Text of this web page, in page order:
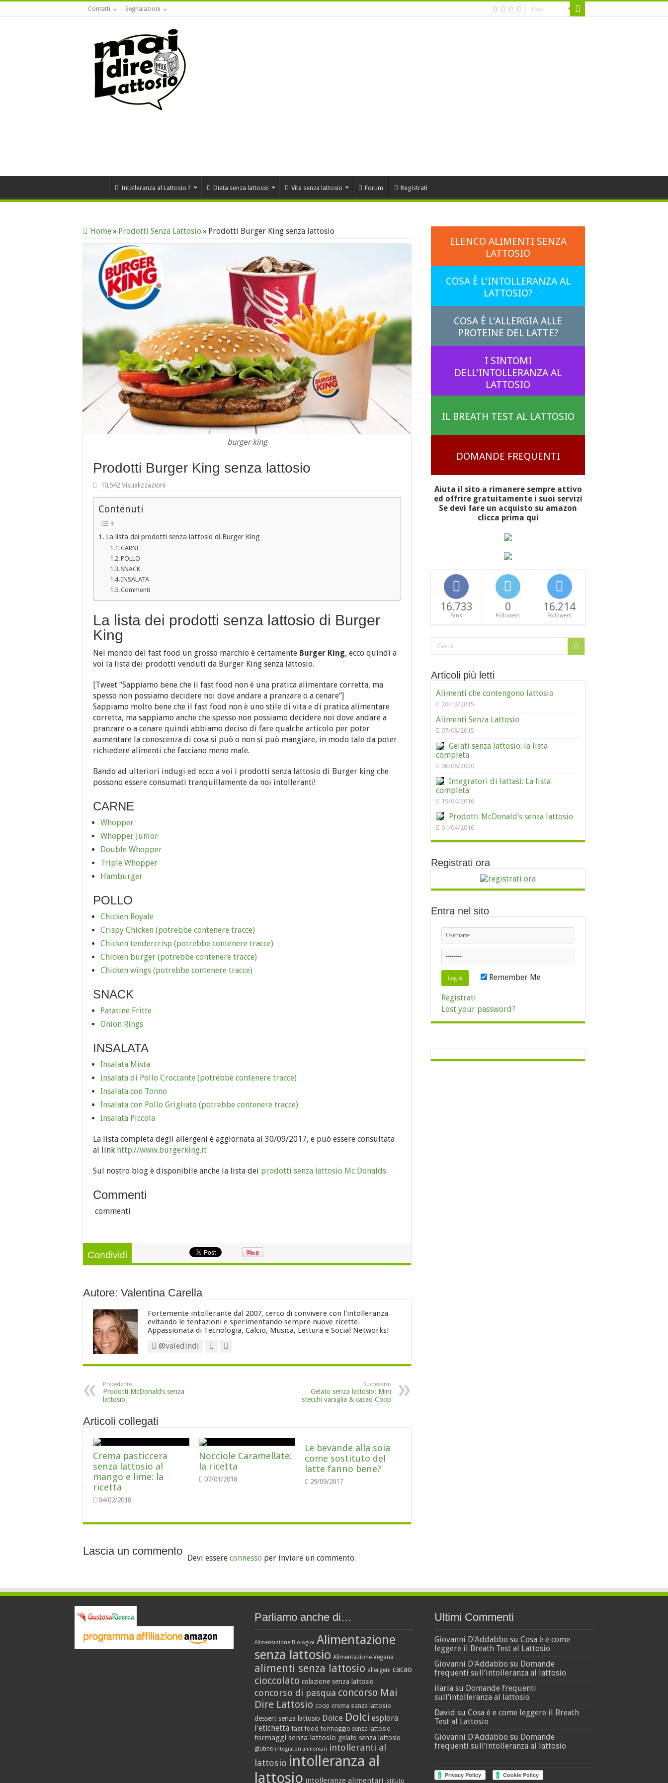
Contatti Segnalazioni
Intolleranza al Lattosio ? Dieta senza lattosio Vita senza lattosio Forum Registrati
Home» Prodotti Senza Lattosio » Prodotti Burger King senza lattosio
burger king
Prodotti Burger King senza lattosio
10,542 Visualizzazioni
Contenuti
La lista dei prodotti senza lattosio di Burger King
CARNE
POLLO
SNACK
INSALATA
Commenti
La lista dei prodotti senza lattosio di Burger
King
Nel mondo del fast food un grosso marchio è certamente Burger King, ecco quindi a
voi la lista dei prodotti venduti da Burger King senza lattosio.
[Tweet “Sappiamo bene che il fast food non è una pratica alimentare corretta, ma
spesso non possiamo decidere noi dove andare a pranzare o a cenare”]
Sappiamo molto bene che il fast food non è uno stile di vita e di pratica alimentare
corretta, ma sappiamo anche che spesso non possiamo decidere noi dove andare a
pranzare o a cenare quindi abbiamo deciso di fare qualche articolo per poter
aumentare la conoscenza di cosa si può o non si può mangiare, in modo tale da poter
richiedere alimenti che facciano meno male.
Bando ad ulteriori indugi ed ecco a voi i prodotti senza lattosio di Burger king che
possono essere consumati tranquillamente da noi intolleranti!
CARNE
Whopper
Whopper Junior
Double Whopper
Triple Whopper
Hamburger
POLLO
Chicken Royale
Crispy Chicken (potrebbe contenere tracce)
Chicken tendercrisp (potrebbe contenere tracce)
Chicken burger (potrebbe contenere tracce)
Chicken wings (potrebbe contenere tracce)
SNACK
Patatine Fritte
Onion Rings
INSALATA
Insalata Mista
Insalata di Pollo Croccante (potrebbe contenere tracce)
Insalata con Tonno
Insalata con Pollo Grigliato (potrebbe contenere tracce)
Insalata Piccola
La lista completa degli allergeni è aggiornata al 30/09/2017, e può essere consultata
al link http://www.burgerking.it
Sul nostro blog è disponibile anche la lista dei prodotti senza lattosio Mc Donalds
Commenti
commenti
Condividi
Autore: Valentina Carella
Fortemente intollerante dal 2007, cerco di convivere con l'intolleranza
evitando le tentazioni e sperimentando sempre nuove ricette.
Appassionata di Tecnologia, Calcio, Musica, Lettura e Social Networks!
@valedindi
Precedente
Prodotti McDonald’s senza
lattosio
Successivo
Gelato senza lattosio: Mini
stecchi vaniglia & cacao Coop
Articoli collegati
Crema pasticcera
senza lattosio al
mango e lime: la
ricetta
04/02/2018
Nocciole Caramellate:
la ricetta
07/01/2018
Le bevande alla soia
come sostituto del
latte fanno bene?
29/09/2017
Lascia un commento
Devi essere connesso per inviare un commento.
ELENCO ALIMENTI SENZA
LATTOSIO
COSA È L'INTOLLERANZA AL
LATTOSIO?
COSA È L'ALLERGIA ALLE
PROTEINE DEL LATTE?
I SINTOMI
DELL'INTOLLERANZA AL
LATTOSIO
IL BREATH TEST AL LATTOSIO
DOMANDE FREQUENTI
Aiuta il sito a rimanere sempre attivo
ed offrire gratuitamente i suoi servizi
Se devi fare un acquisto su amazon
clicca prima qui
16.733
Fans
0
Followers
16.214
Followers
Articoli più letti
Alimenti che contengono lattosio
20/12/2015
Alimenti Senza Lattosio
07/08/2015
Gelati senza lattosio: la lista
completa
06/08/2020
Integratori di lattasi: La lista
completa
19/04/2016
Prodotti McDonald’s senza lattosio
01/04/2016
Registrati ora
Entra nel sito
Remember Me
Registrati
Lost your password?
Parliamo anche di…
Alimentazione Biologica Alimentazione
senza lattosio Alimentazione Vegana
alimenti senza lattosio allergeni cacao
cioccolato colazione senza lattosio
concorso di pasqua concorso Mai
Dire Lattosio coop crema senza lattosio
dessert senza lattosio Dolce Dolci esplora
l'etichetta fast food formaggio senza lattosio
formaggi senza lattosio gelato senza lattosio
glutine integratori alimentari intolleranti al
lattosio intolleranza al
lattosio intolleranze alimentari istituto
Ultimi Commenti
Giovanni D'Addabbo su Cosa è e come
leggere il Breath Test al Lattosio
Giovanni D'Addabbo su Domande
frequenti sull’intolleranza al lattosio
ilaria su Domande frequenti
sull’intolleranza al lattosio
David su Cosa è e come leggere il Breath
Test al Lattosio
Giovanni D'Addabbo su Domande
frequenti sull’intolleranza al lattosio